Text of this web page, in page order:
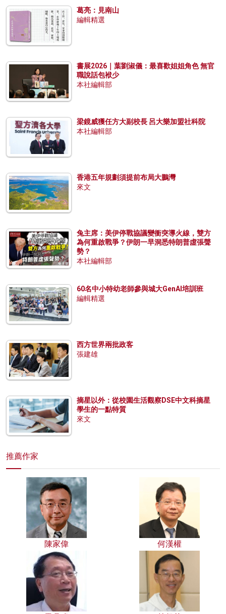
葛亮：見南山
編輯精選
書展2026｜葉劉淑儀：最喜歡姐姐角色 無官
職說話包袱少
本社編輯部
梁鏡威獲任方大副校長 呂大樂加盟社科院
本社編輯部
香港五年規劃須提前布局大鵬灣
來文
兔主席：美伊停戰協議變衝突導火線，雙方
為何重啟戰爭？伊朗一早洞悉特朗普虛張聲
勢？
本社編輯部
60名中小特幼老師參與城大GenAI培訓班
編輯精選
西方世界兩批政客
張建雄
摘星以外：從校園生活觀察DSE中文科摘星
學生的一點特質
來文
推薦作家
陳家偉 何漢權